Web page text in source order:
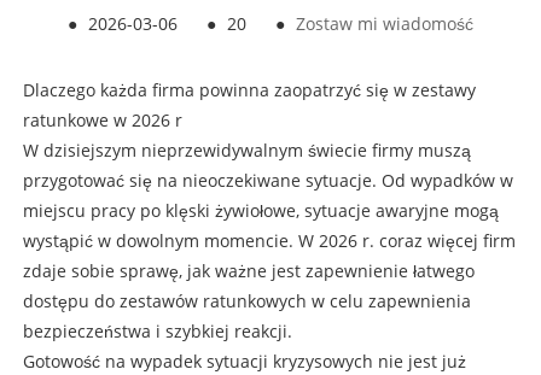
● 2026-03-06 ● 20 ● Zostaw mi wiadomość
Dlaczego każda firma powinna zaopatrzyć się w zestawy
ratunkowe w 2026 r
W dzisiejszym nieprzewidywalnym świecie firmy muszą
przygotować się na nieoczekiwane sytuacje. Od wypadków w
miejscu pracy po klęski żywiołowe, sytuacje awaryjne mogą
wystąpić w dowolnym momencie. W 2026 r. coraz więcej firm
zdaje sobie sprawę, jak ważne jest zapewnienie łatwego
dostępu do zestawów ratunkowych w celu zapewnienia
bezpieczeństwa i szybkiej reakcji.
Gotowość na wypadek sytuacji kryzysowych nie jest już